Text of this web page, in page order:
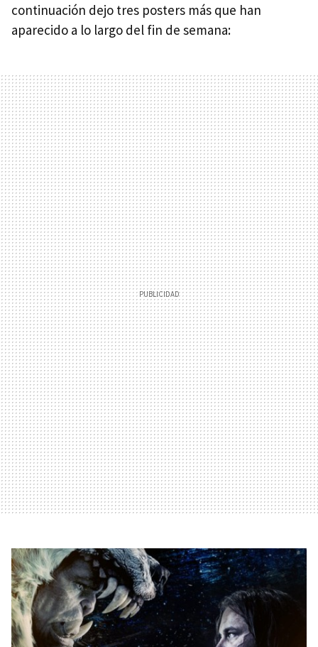
continuación dejo tres posters más que han
aparecido a lo largo del fin de semana: